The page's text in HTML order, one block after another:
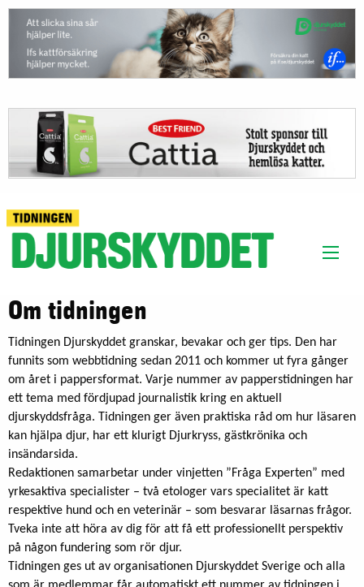
Om tidningen
Tidningen Djurskyddet granskar, bevakar och ger tips. Den har
funnits som webbtidning sedan 2011 och kommer ut fyra gånger
om året i pappersformat. Varje nummer av papperstidningen har
ett tema med fördjupad journalistik kring en aktuell
djurskyddsfråga. Tidningen ger även praktiska råd om hur läsaren
kan hjälpa djur, har ett klurigt Djurkryss, gästkrönika och
insändarsida.
Redaktionen samarbetar under vinjetten ”Fråga Experten” med
yrkesaktiva specialister – två etologer vars specialitet är katt
respektive hund och en veterinär – som besvarar läsarnas frågor.
Tveka inte att höra av dig för att få ett professionellt perspektiv
på någon fundering som rör djur.
Tidningen ges ut av organisationen Djurskyddet Sverige och alla